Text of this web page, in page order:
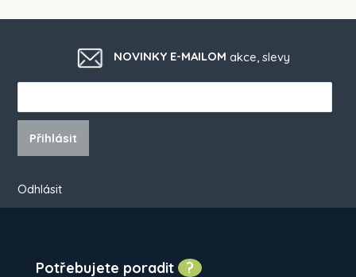
NOVINKY E-MAILOM akce, slevy
Přihlásit
Odhlásit
Potřebujete poradit ?